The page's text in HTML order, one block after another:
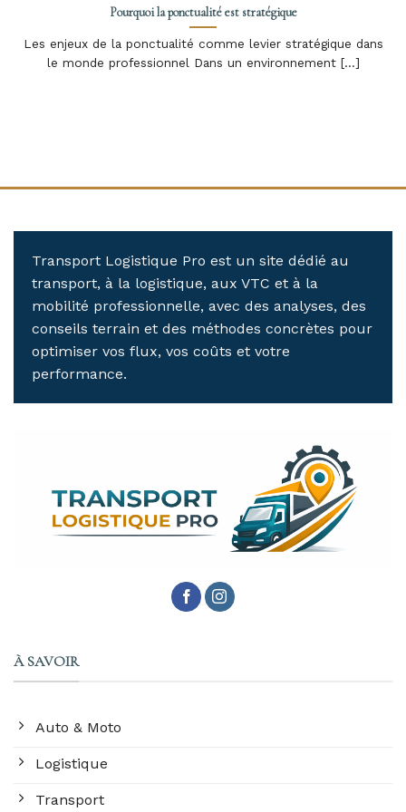
Pourquoi la ponctualité est stratégique
Les enjeux de la ponctualité comme levier stratégique dans
le monde professionnel Dans un environnement [...]
Transport Logistique Pro est un site dédié au
transport, à la logistique, aux VTC et à la
mobilité professionnelle, avec des analyses, des
conseils terrain et des méthodes concrètes pour
optimiser vos flux, vos coûts et votre
performance.
À SAVOIR
Auto & Moto
Logistique
Transport